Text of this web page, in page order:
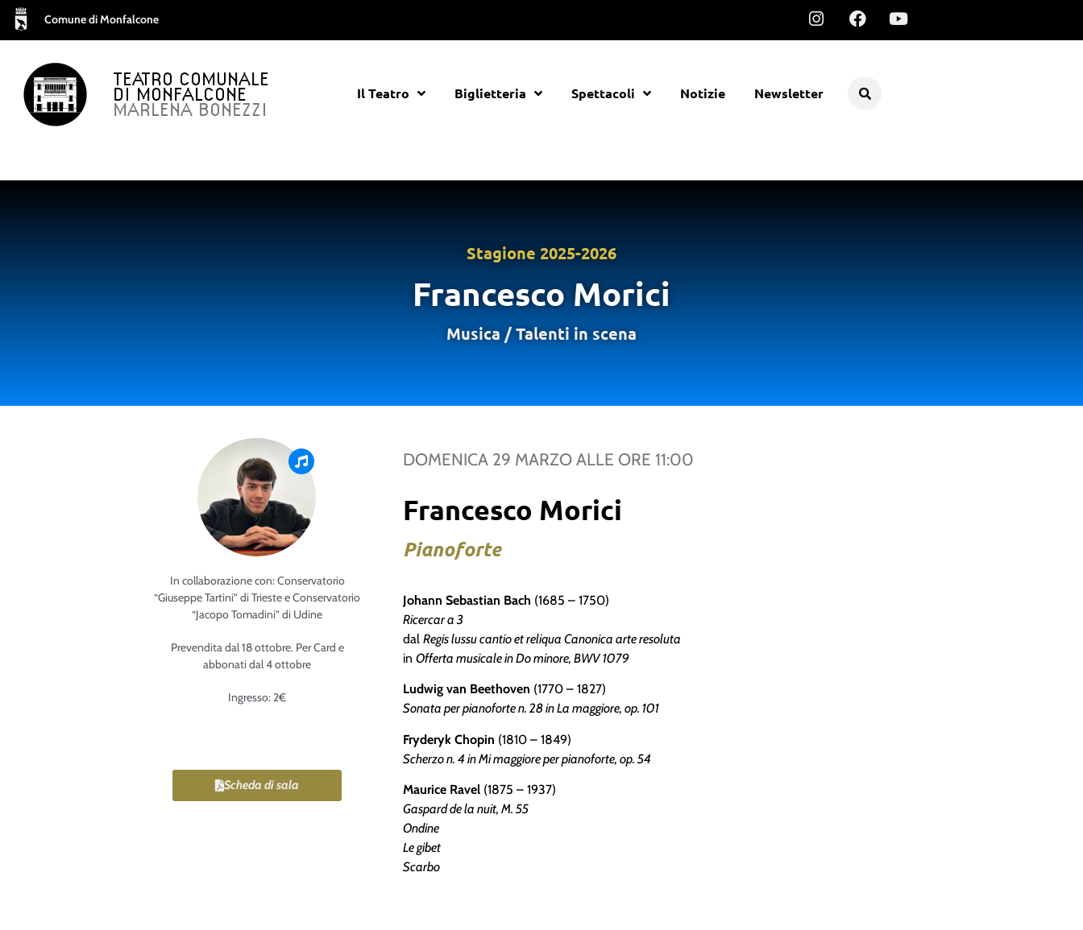
Comune di Monfalcone
TEATRO COMUNALE
DI MONFALCONE
MARLENA BONEZZI
Il Teatro Biglietteria Spettacoli Notizie Newsletter
Stagione 2025-2026
Francesco Morici
Musica /Talenti in scena
In collaborazione con: Conservatorio
“Giuseppe Tartini” di Trieste e Conservatorio
“Jacopo Tomadini” di Udine
Prevendita dal 18 ottobre. Per Card e
abbonati dal 4 ottobre
Ingresso: 2€
Scheda di sala
DOMENICA 29 MARZO ALLE ORE 11:00
Francesco Morici
Pianoforte
Johann Sebastian Bach (1685 – 1750)
Ricercar a 3
dalRegis lussu cantio et reliqua Canonica arte resoluta
inOfferta musicale in Do minore, BWV 1079
Ludwig van Beethoven (1770 – 1827)
Sonata per pianoforte n. 28 in La maggiore, op. 101
Fryderyk Chopin (1810 – 1849)
Scherzo n. 4 in Mi maggiore per pianoforte, op. 54
Maurice Ravel (1875 – 1937)
Gaspard de la nuit, M. 55
Ondine
Le gibet
Scarbo